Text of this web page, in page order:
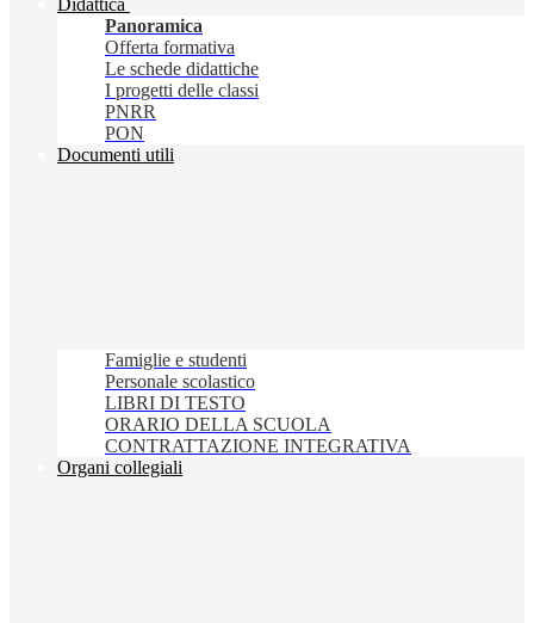
Didattica
Panoramica
Offerta formativa
Le schede didattiche
I progetti delle classi
PNRR
PON
Documenti utili
Famiglie e studenti
Personale scolastico
LIBRI DI TESTO
ORARIO DELLA SCUOLA
CONTRATTAZIONE INTEGRATIVA
Organi collegiali